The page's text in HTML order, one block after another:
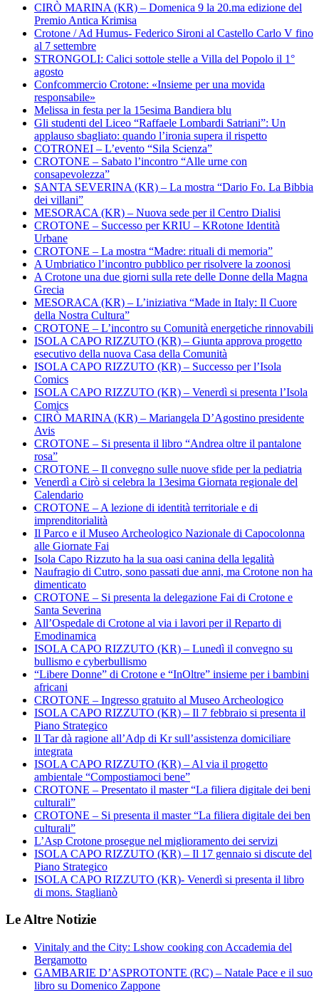
CIRÒ MARINA (KR) – Domenica 9 la 20.ma edizione del
Premio Antica Krimisa
Crotone / Ad Humus- Federico Sironi al Castello Carlo V fino
al 7 settembre
STRONGOLI: Calici sottole stelle a Villa del Popolo il 1°
agosto
Confcommercio Crotone: «Insieme per una movida
responsabile»
Melissa in festa per la 15esima Bandiera blu
Gli studenti del Liceo “Raffaele Lombardi Satriani”: Un
applauso sbagliato: quando l’ironia supera il rispetto
COTRONEI – L’evento “Sila Scienza”
CROTONE – Sabato l’incontro “Alle urne con
consapevolezza”
SANTA SEVERINA (KR) – La mostra “Dario Fo. La Bibbia
dei villani”
MESORACA (KR) – Nuova sede per il Centro Dialisi
CROTONE – Successo per KRIU – KRotone Identità
Urbane
CROTONE – La mostra “Madre: rituali di memoria”
A Umbriatico l’incontro pubblico per risolvere la zoonosi
A Crotone una due giorni sulla rete delle Donne della Magna
Grecia
MESORACA (KR) – L’iniziativa “Made in Italy: Il Cuore
della Nostra Cultura”
CROTONE – L’incontro su Comunità energetiche rinnovabili
ISOLA CAPO RIZZUTO (KR) – Giunta approva progetto
esecutivo della nuova Casa della Comunità
ISOLA CAPO RIZZUTO (KR) – Successo per l’Isola
Comics
ISOLA CAPO RIZZUTO (KR) – Venerdì si presenta l’Isola
Comics
CIRÒ MARINA (KR) – Mariangela D’Agostino presidente
Avis
CROTONE – Si presenta il libro “Andrea oltre il pantalone
rosa”
CROTONE – Il convegno sulle nuove sfide per la pediatria
Venerdì a Cirò si celebra la 13esima Giornata regionale del
Calendario
CROTONE – A lezione di identità territoriale e di
imprenditorialità
Il Parco e il Museo Archeologico Nazionale di Capocolonna
alle Giornate Fai
Isola Capo Rizzuto ha la sua oasi canina della legalità
Naufragio di Cutro, sono passati due anni, ma Crotone non ha
dimenticato
CROTONE – Si presenta la delegazione Fai di Crotone e
Santa Severina
All’Ospedale di Crotone al via i lavori per il Reparto di
Emodinamica
ISOLA CAPO RIZZUTO (KR) – Lunedì il convegno su
bullismo e cyberbullismo
“Libere Donne” di Crotone e “InOltre” insieme per i bambini
africani
CROTONE – Ingresso gratuito al Museo Archeologico
ISOLA CAPO RIZZUTO (KR) – Il 7 febbraio si presenta il
Piano Strategico
Il Tar dà ragione all’Adp di Kr sull’assistenza domiciliare
integrata
ISOLA CAPO RIZZUTO (KR) – Al via il progetto
ambientale “Compostiamoci bene”
CROTONE – Presentato il master “La filiera digitale dei beni
culturali”
CROTONE – Si presenta il master “La filiera digitale dei ben
culturali”
L’Asp Crotone prosegue nel miglioramento dei servizi
ISOLA CAPO RIZZUTO (KR) – Il 17 gennaio si discute del
Piano Strategico
ISOLA CAPO RIZZUTO (KR)- Venerdì si presenta il libro
di mons. Staglianò
Le Altre Notizie
Vinitaly and the City: Lshow cooking con Accademia del
Bergamotto
GAMBARIE D’ASPROTONTE (RC) – Natale Pace e il suo
libro su Domenico Zappone